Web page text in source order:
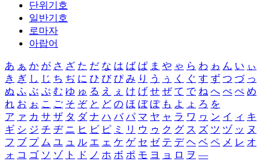
단위기호
일반기호
로마자
아랍어
あ ぁ か が さ ざ た だ な は ば ぱ ま や ゃ ら わ ゎ ん い ぃ
き ぎ し じ ち ぢ に ひ び ぴ み り う ぅ く ぐ す ず つ づ っ
ぬ ふ ぶ ぷ む ゆ ゅ る え ぇ け げ せ ぜ て で ね へ べ ぺ め
れ お ぉ こ ご そ ぞ と ど の ほ ぼ ぽ も よ ょ ろ を
ア ァ カ サ ザ タ ダ ナ ハ バ パ マ ヤ ャ ラ ワ ヮ ン イ ィ キ
ギ シ ジ チ ヂ ニ ヒ ビ ピ ミ リ ウ ゥ ク グ ス ズ ツ ヅ ッ ヌ
フ ブ プ ム ユ ュ ル エ ェ ケ ゲ セ ゼ テ デ ヘ ベ ペ メ レ オ
ォ コ ゴ ソ ゾ ト ド ノ ホ ボ ポ モ ヨ ョ ロ ヲ ―